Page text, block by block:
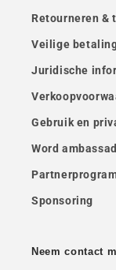
Retourneren &
Veilige
Juridische
Gebruik en
Word
Sponsoring
Neem contact